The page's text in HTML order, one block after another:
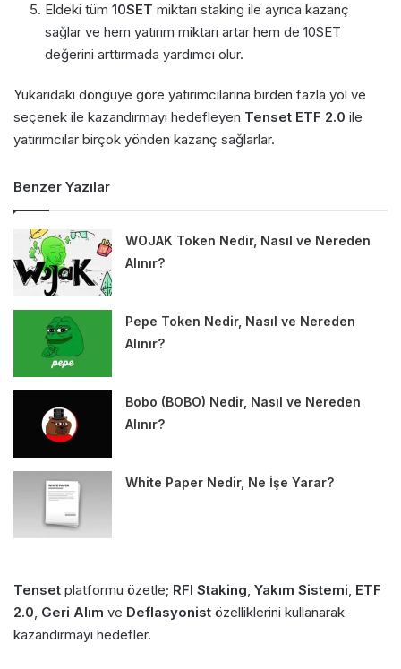
Eldeki tüm 10SET miktarı staking ile ayrıca kazanç
sağlar ve hem yatırım miktarı artar hem de 10SET
değerini arttırmada yardımcı olur.
Yukarıdaki döngüye göre yatırımcılarına birden fazla yol ve
seçenek ile kazandırmayı hedefleyen Tenset ETF 2.0 ile
yatırımcılar birçok yönden kazanç sağlarlar.
Benzer Yazılar
WOJAK Token Nedir, Nasıl ve Nereden
Alınır?
Pepe Token Nedir, Nasıl ve Nereden
Alınır?
Bobo (BOBO) Nedir, Nasıl ve Nereden
Alınır?
White Paper Nedir, Ne İşe Yarar?
Tenset platformu özetle; RFI Staking, Yakım Sistemi, ETF
2.0, Geri Alım ve Deflasyonist özelliklerini kullanarak
kazandırmayı hedefler.